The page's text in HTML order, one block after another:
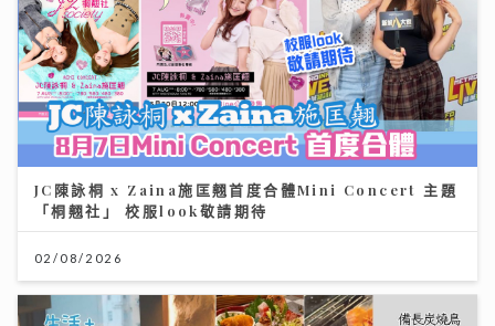
JC陳詠桐 x Zaina施匡翹首度合體Mini Concert 主題
「桐翹社」 校服look敬請期待
02/08/2026